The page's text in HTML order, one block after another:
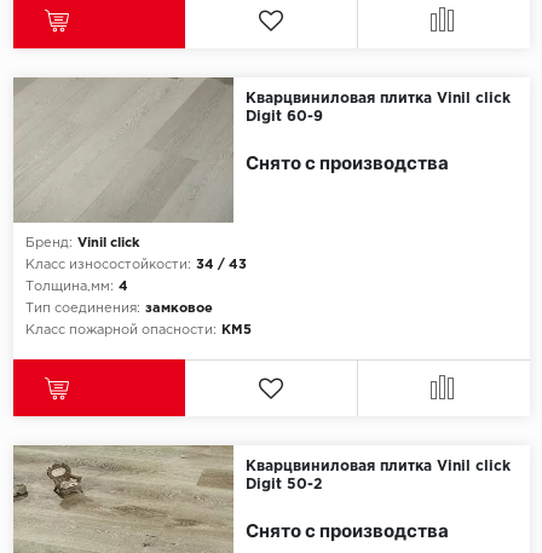
Made in Belgium
Natisston
Кварцвиниловая плитка Vinil click
Digit 60-9
Бренд: Vinil click
Класс износостойкости: 34 / 43
Толщина,мм: 4
Тип соединения: замковое
Класс пожарной опасности:
КМ5
Снято с производства
Кварцвиниловая плитка Vinil click
Digit 50-2
Снято с производства